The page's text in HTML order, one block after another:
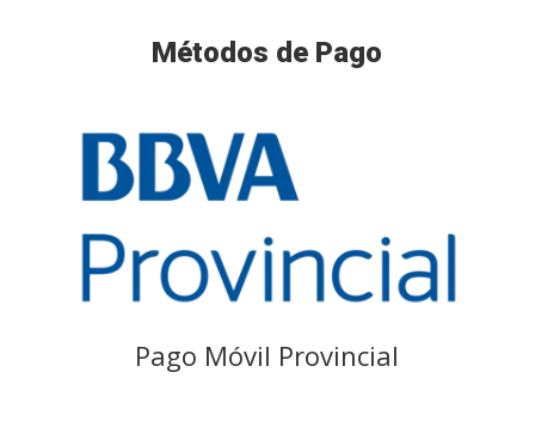
Métodos de Pago
Pago Móvil Provincial